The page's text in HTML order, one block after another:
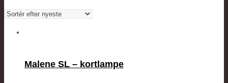
Malene SL – kortlampe